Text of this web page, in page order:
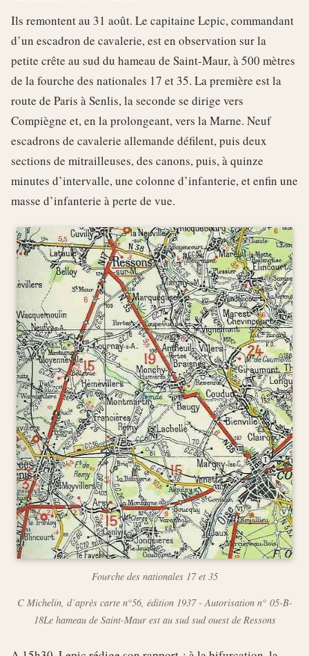
Ils remontent au 31 août. Le capitaine Lepic, commandant
d’un escadron de cavalerie, est en observation sur la
petite crête au sud du hameau de Saint-Maur, à 500 mètres
de la fourche des nationales 17 et 35. La première est la
route de Paris à Senlis, la seconde se dirige vers
Compiègne et, en la prolongeant, vers la Marne. Neuf
escadrons de cavalerie allemande défilent, puis deux
sections de mitrailleuses, des canons, puis, à quinze
minutes d’intervalle, une colonne d’infanterie, et enfin une
masse d’infanterie à perte de vue.
Fourche des nationales 17 et 35
C Michelin, d’après carte n°56, édition 1937 - Autorisation n° 05-B-
18Le hameau de Saint-Maur est au sud sud ouest de Ressons